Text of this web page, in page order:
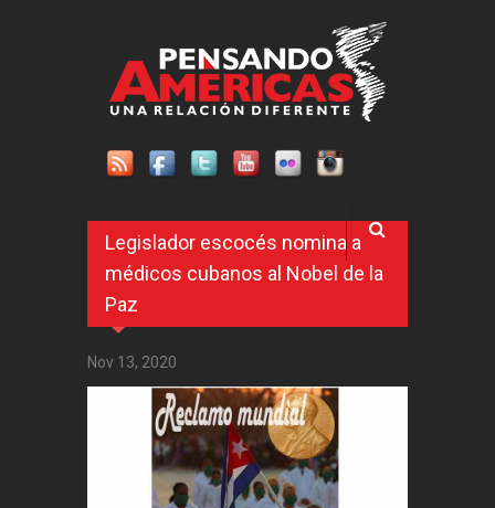
Legislador escocés nomina a
médicos cubanos al Nobel de la
Paz
Nov 13, 2020